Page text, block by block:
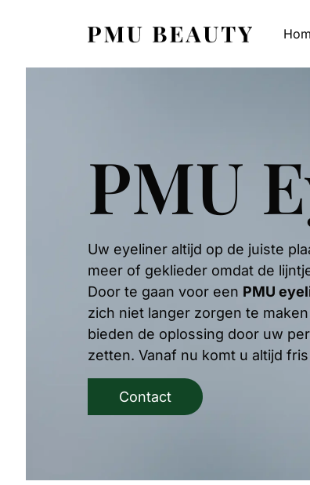
PMU
Uw eyeliner altijd op de juiste
meer of geklieder omdat de
Door te gaan voor een PMU
zich niet langer zorgen te
bieden de oplossing door uw
zetten. Vanaf nu komt u altijd
Contact